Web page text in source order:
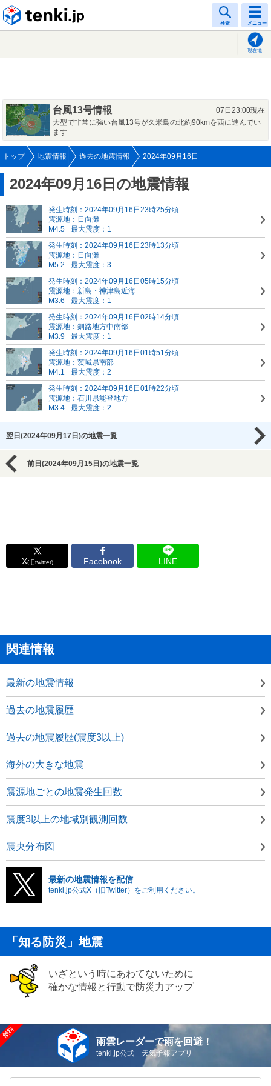
検索 メニュー
現在地
台風13号情報
07日23:00現在
大型で非常に強い台風13号が久米島の北約90kmを西に進んでい
ます
トップ 地震情報 過去の地震情報 2024年09月16日
2024年09月16日の地震情報
発生時刻：2024年09月16日23時25分頃
震源地：日向灘
M4.5
最大震度：1
発生時刻：2024年09月16日23時13分頃
震源地：日向灘
M5.2
最大震度：3
発生時刻：2024年09月16日05時15分頃
震源地：新島・神津島近海
M3.6
最大震度：1
発生時刻：2024年09月16日02時14分頃
震源地：釧路地方中南部
M3.9
最大震度：1
発生時刻：2024年09月16日01時51分頃
震源地：茨城県南部
M4.1
最大震度：2
発生時刻：2024年09月16日01時22分頃
震源地：石川県能登地方
M3.4
最大震度：2
翌日(2024年09月17日)の地震一覧
前日(2024年09月15日)の地震一覧
X(旧twitter) Facebook LINE
関連情報
最新の地震情報
過去の地震履歴
過去の地震履歴(震度3以上)
海外の大きな地震
震源地ごとの地震発生回数
震度3以上の地域別観測回数
震央分布図
最新の地震情報を配信
tenki.jp公式X（旧Twitter）をご利用ください。
「知る防災」地震
いざという時にあわてないために
確かな情報と行動で防災力アップ
雨雲レーダーで雨を回避！
tenki.jp公式 天気予報アプリ